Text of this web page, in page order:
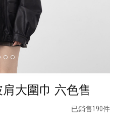
大圍巾 六色售
已銷售190件